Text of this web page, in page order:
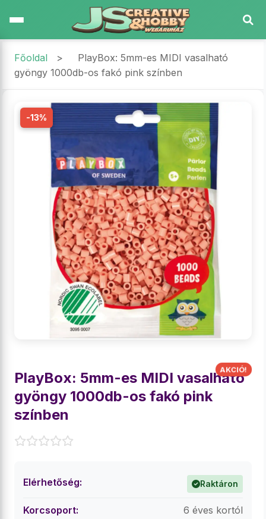
Főoldal >
PlayBox: 5mm-es MIDI vasalható
gyöngy 1000db-os fakó pink színben
-13%
PlayBox: 5mm-es MIDI vasalható
gyöngy 1000db-os fakó pink
színben
Elérhetőség: Raktáron
Korcsoport: 6 éves kortól